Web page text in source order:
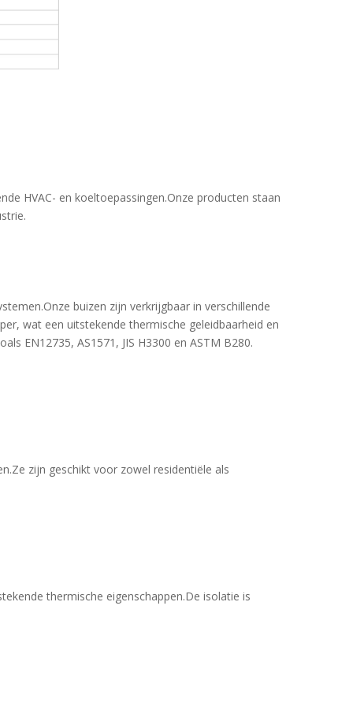
HVAC- en koeltoepassingen.Onze producten staan
buizen zijn verkrijgbaar in verschillende
wat een uitstekende thermische geleidbaarheid en
EN12735, AS1571, JIS H3300 en ASTM B280.
zijn geschikt voor zowel residentiële als
thermische eigenschappen.De isolatie is